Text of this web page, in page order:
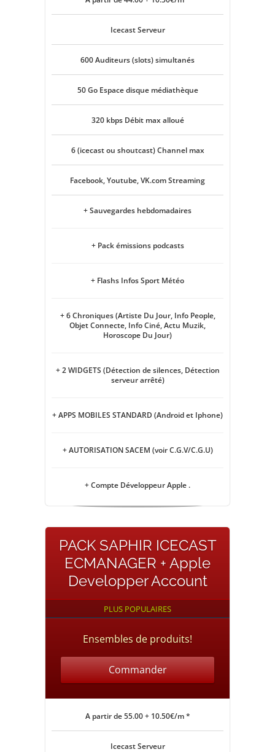
Icecast Serveur
600 Auditeurs (slots) simultanés
50 Go Espace disque médiathèque
320 kbps Débit max alloué
6 (icecast ou shoutcast) Channel max
Facebook, Youtube, VK.com Streaming
+ Sauvegardes hebdomadaires
+ Pack émissions podcasts
+ Flashs Infos Sport Météo
+ 6 Chroniques (Artiste Du Jour, Info People,
Objet Connecte, Info Ciné, Actu Muzik,
Horoscope Du Jour)
+ 2 WIDGETS (Détection de silences, Détection
serveur arrêté)
+ APPS MOBILES STANDARD (Android et Iphone)
+ AUTORISATION SACEM (voir C.G.V/C.G.U)
+ Compte Développeur Apple .
PACK SAPHIR ICECAST
ECMANAGER + Apple
Developper Account
PLUS POPULAIRES
Ensembles de produits!
Commander
A partir de 55.00 + 10.50€/m *
Icecast Serveur